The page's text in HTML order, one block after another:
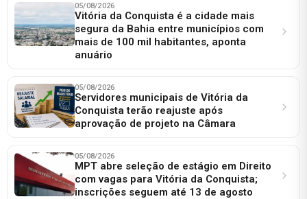
05/08/2026
Vitória da Conquista é a cidade mais
segura da Bahia entre municípios com
mais de 100 mil habitantes, aponta
anuário
05/08/2026
Servidores municipais de Vitória da
Conquista terão reajuste após
aprovação de projeto na Câmara
05/08/2026
MPT abre seleção de estágio em Direito
com vagas para Vitória da Conquista;
inscrições seguem até 13 de agosto